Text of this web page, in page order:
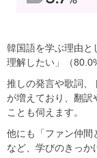
韓国語を学ぶ理由と
理解したい」（
推しの発言や歌詞、
が増えており、翻訳
ことも伺えます。
他にも「ファン仲間
など、学びのきっか